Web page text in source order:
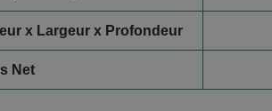
x Largeur x Profondeur
Net